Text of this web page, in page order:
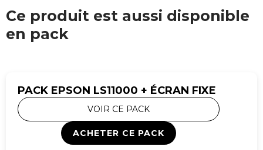
Ce produit est aussi disponible
en pack
PACK EPSON LS11000 + ÉCRAN FIXE
VOIR CE PACK
ACHETER CE PACK